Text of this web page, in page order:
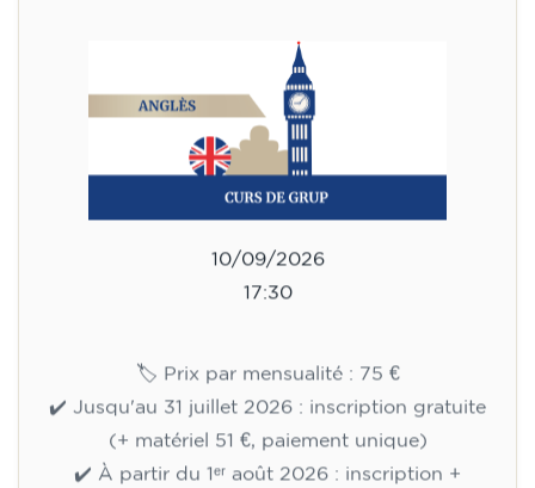
10/09/2026
17:30
🏷️ Prix par mensualité : 75 €
✔️ Jusqu'au 31 juillet 2026 : inscription gratuite
(+ matériel 51 €, paiement unique)
✔️ À partir du 1ᵉʳ août 2026 : inscription +